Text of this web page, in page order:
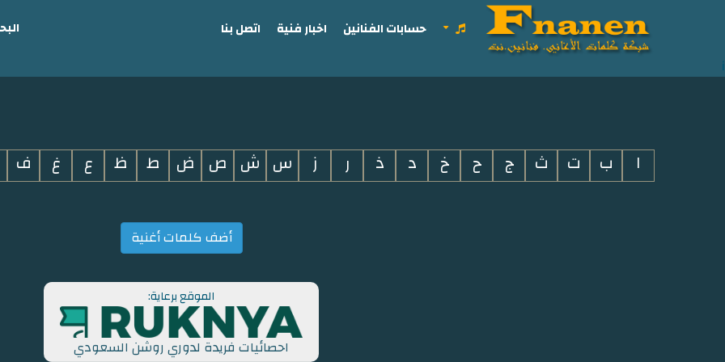
i
حسابات الفنانين اخبار فنية اتصل بنا
ا ب ت ث ج ح خ د ذ ر ز س ش ص ض ط ظ ع غ ف
أضف كلمات أغنية
الموقع برعاية:
احصائيات فريدة لدوري روشن السعودي